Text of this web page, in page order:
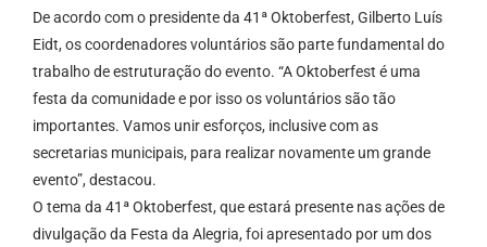
De acordo com o presidente da 41ª Oktoberfest, Gilberto Luís
Eidt, os coordenadores voluntários são parte fundamental do
trabalho de estruturação do evento. “A Oktoberfest é uma
festa da comunidade e por isso os voluntários são tão
importantes. Vamos unir esforços, inclusive com as
secretarias municipais, para realizar novamente um grande
evento”, destacou.
O tema da 41ª Oktoberfest, que estará presente nas ações de
divulgação da Festa da Alegria, foi apresentado por um dos